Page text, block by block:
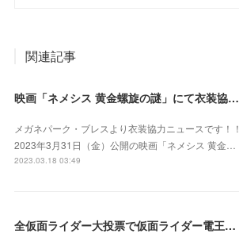
関連記事
映画「ネメシス 黄金螺旋の謎」にて衣装協力をさせていただきました。
メガネパーク・ブレスより衣装協力ニュースです！！
2023年3月31日（金）公開の映画「ネメシス 黄金…
2023.03.18 03:49
全仮面ライダー大投票で仮面ライダー電王が1位となりました！